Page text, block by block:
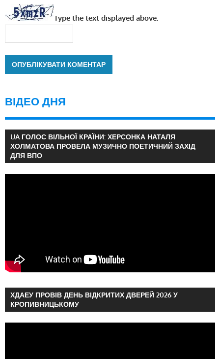
Type the text displayed above:
ВІДЕО ДНЯ
UA ГОЛОС ВІЛЬНОЇ КРАЇНИ: ХЕРСОНКА НАТАЛЯ
ХОЛМАТОВА ПРОВЕЛА МУЗИЧНО ПОЕТИЧНИЙ ЗАХІД
ДЛЯ ВПО
ХДАЕУ ПРОВІВ ДЕНЬ ВІДКРИТИХ ДВЕРЕЙ 2026 У
КРОПИВНИЦЬКОМУ